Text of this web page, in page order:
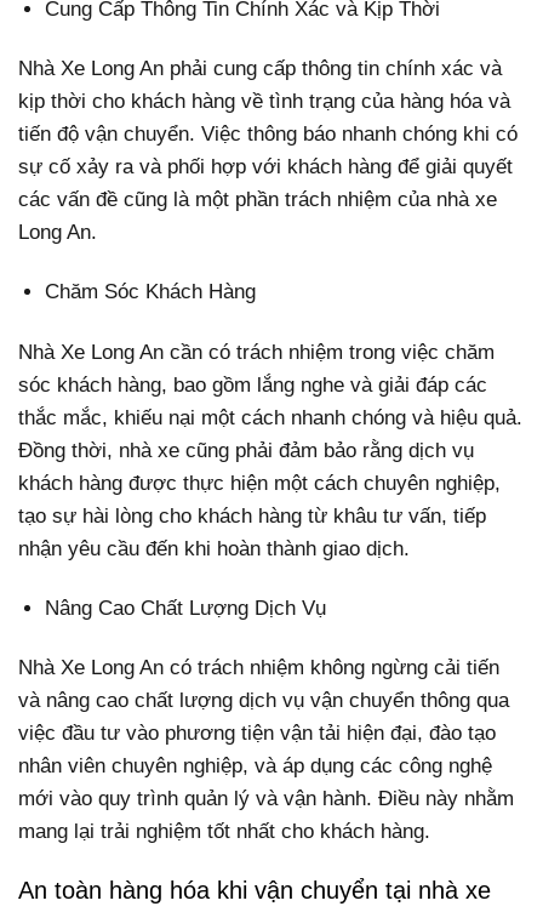
Cung Cấp Thông Tin Chính Xác và Kịp Thời
Nhà Xe Long An phải cung cấp thông tin chính xác và
kịp thời cho khách hàng về tình trạng của hàng hóa và
tiến độ vận chuyển. Việc thông báo nhanh chóng khi có
sự cố xảy ra và phối hợp với khách hàng để giải quyết
các vấn đề cũng là một phần trách nhiệm của nhà xe
Long An.
Chăm Sóc Khách Hàng
Nhà Xe Long An cần có trách nhiệm trong việc chăm
sóc khách hàng, bao gồm lắng nghe và giải đáp các
thắc mắc, khiếu nại một cách nhanh chóng và hiệu quả.
Đồng thời, nhà xe cũng phải đảm bảo rằng dịch vụ
khách hàng được thực hiện một cách chuyên nghiệp,
tạo sự hài lòng cho khách hàng từ khâu tư vấn, tiếp
nhận yêu cầu đến khi hoàn thành giao dịch.
Nâng Cao Chất Lượng Dịch Vụ
Nhà Xe Long An có trách nhiệm không ngừng cải tiến
và nâng cao chất lượng dịch vụ vận chuyển thông qua
việc đầu tư vào phương tiện vận tải hiện đại, đào tạo
nhân viên chuyên nghiệp, và áp dụng các công nghệ
mới vào quy trình quản lý và vận hành. Điều này nhằm
mang lại trải nghiệm tốt nhất cho khách hàng.
An toàn hàng hóa khi vận chuyển tại nhà xe